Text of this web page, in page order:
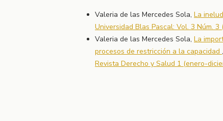
Valeria de las Mercedes Sola, La
Universidad Blas Pascal: Vol. 3 Núm.
Valeria de las Mercedes Sola, La
procesos de restricción a la capacidad ,
Revista Derecho y Salud 1 (enero-